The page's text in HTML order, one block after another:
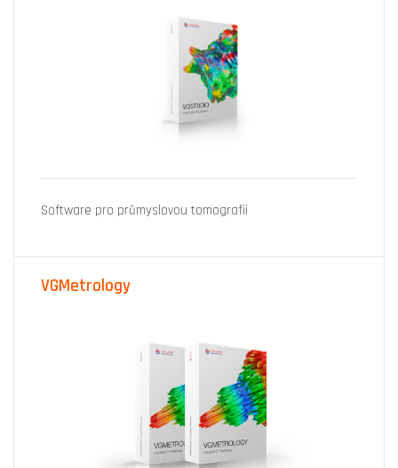
Software pro průmyslovou tomografii
VGMetrology